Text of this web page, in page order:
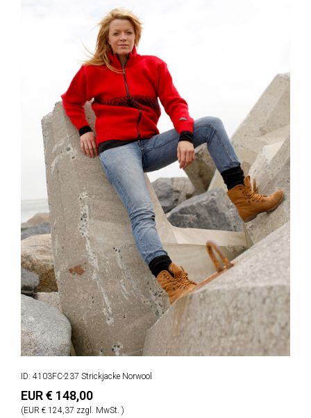
ID: 4103FC-237 Strickjacke Norwool
EUR € 148,00
(EUR € 124,37 zzgl. MwSt. )